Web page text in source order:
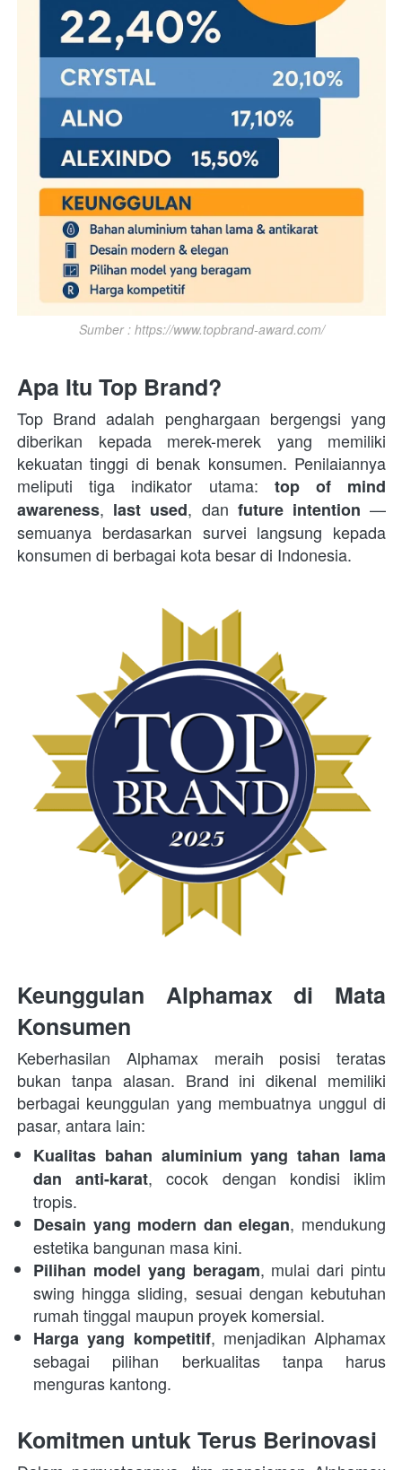
Sumber : https://www.topbrand-award.com/
Apa Itu Top Brand?
Top Brand adalah penghargaan bergengsi yang
diberikan kepada merek-merek yang memiliki
kekuatan tinggi di benak konsumen. Penilaiannya
meliputi tiga indikator utama: top of mind
awareness, last used, dan future intention —
semuanya berdasarkan survei langsung kepada
konsumen di berbagai kota besar di Indonesia.
Keunggulan Alphamax di Mata
Konsumen
Keberhasilan Alphamax meraih posisi teratas
bukan tanpa alasan. Brand ini dikenal memiliki
berbagai keunggulan yang membuatnya unggul di
pasar, antara lain:
Kualitas bahan aluminium yang tahan lama
dan anti-karat, cocok dengan kondisi iklim
tropis.
Desain yang modern dan elegan, mendukung
estetika bangunan masa kini.
Pilihan model yang beragam, mulai dari pintu
swing hingga sliding, sesuai dengan kebutuhan
rumah tinggal maupun proyek komersial.
Harga yang kompetitif, menjadikan Alphamax
sebagai pilihan berkualitas tanpa harus
menguras kantong.
Komitmen untuk Terus Berinovasi